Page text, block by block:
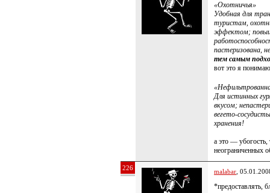
«Охотничья»
Удобная для
туристам,
эффектом;
пастеризована,
тем самым
вот это я
Для истинных
вкусом;
вегето-
хранения!
а это — убогость,
неограниченных
226 malabar ,
*предоставлять,